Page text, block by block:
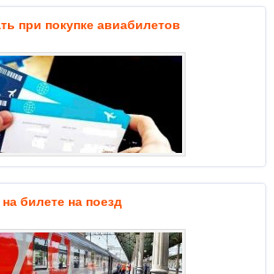
при покупке авиабилетов
билете на поезд